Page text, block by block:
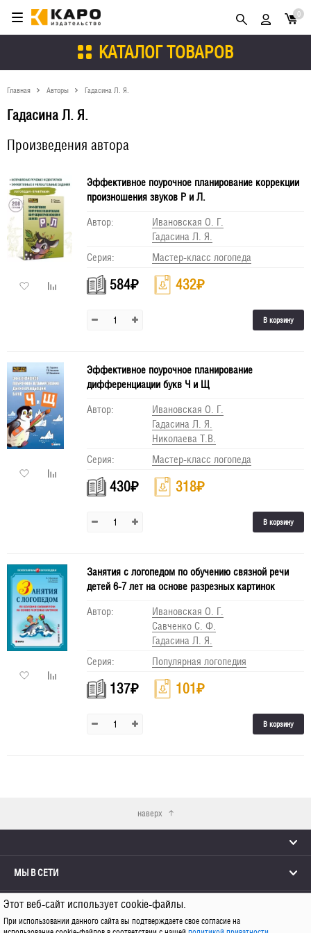
Этот веб-сайт использует cookie-файлы.
При использовании данного сайта вы подтверждаете свое согласие на
КАТАЛОГ ТОВАРОВ
0
Главная Авторы Гадасина Л. Я.
Гадасина Л. Я.
Произведения автора
Эффективное поурочное планирование коррекции
произношения звуков Р и Л.
Автор:
Ивановская О. Г.
Гадасина Л. Я.
Серия:
Мастер-класс логопеда
584₽ 432₽
В корзину
Эффективное поурочное планирование
дифференциации букв Ч и Щ
Автор:
Ивановская О. Г.
Гадасина Л. Я.
Николаева Т.В.
Серия:
Мастер-класс логопеда
430₽ 318₽
В корзину
Занятия с логопедом по обучению связной речи
детей 6-7 лет на основе разрезных картинок
Автор:
Ивановская О. Г.
Савченко С. Ф.
Гадасина Л. Я.
Серия:
Популярная логопедия
137₽ 101₽
В корзину
наверх
МЫ В СЕТИ
КОНТАКТЫ